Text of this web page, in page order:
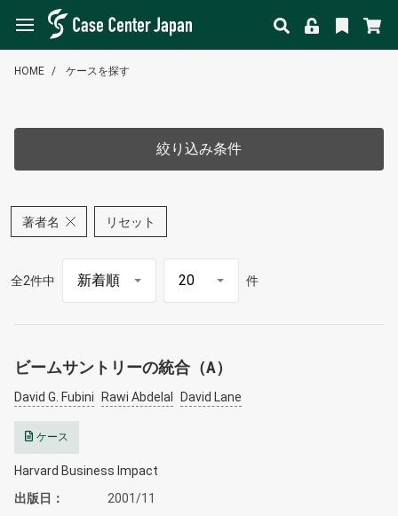
HOME ケースを探す
著者名 リセット
全2件中 件
ビームサントリーの統合（A）
David G. Fubini Rawi Abdelal David Lane
ケース
Harvard Business Impact
出版日
2001/11
絞り込み条件